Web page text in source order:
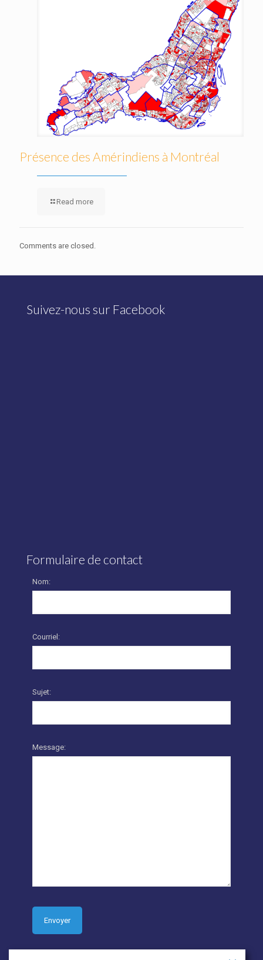
Présence des Amérindiens à Montréal
Read more
Comments are closed.
Suivez-nous sur Facebook
Formulaire de contact
Nom:
Courriel:
Sujet:
Message: